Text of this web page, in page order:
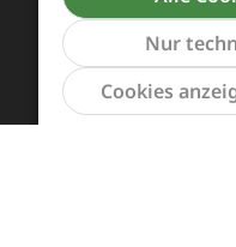
Händleranfragen
Alle Preise inkl.
Nur
Cookies